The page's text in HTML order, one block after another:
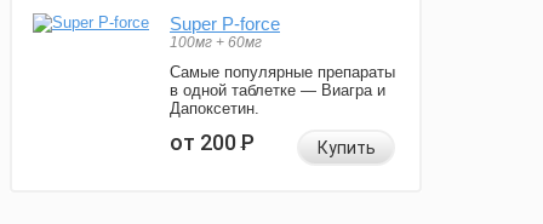
Super P-force
100мг + 60мг
Самые популярные препараты
в одной таблетке — Виагра и
Дапоксетин.
от 200Р Купить